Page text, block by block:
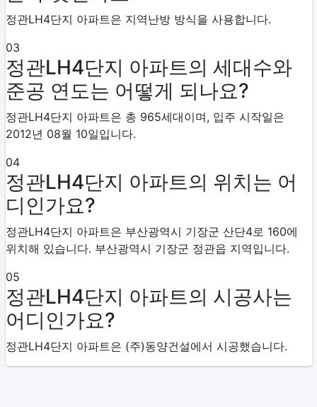
정관LH4단지 아파트은 지역난방 방식을 사용합니다.
03
정관LH4단지 아파트의 세대수와
준공 연도는 어떻게 되나요?
정관LH4단지 아파트은 총 965세대이며, 입주 시작일은
2012년 08월 10일입니다.
04
정관LH4단지 아파트의 위치는 어
디인가요?
정관LH4단지 아파트은 부산광역시 기장군 산단4로 160에
위치해 있습니다. 부산광역시 기장군 정관읍 지역입니다.
05
정관LH4단지 아파트의 시공사는
어디인가요?
정관LH4단지 아파트은 (주)동양건설에서 시공했습니다.